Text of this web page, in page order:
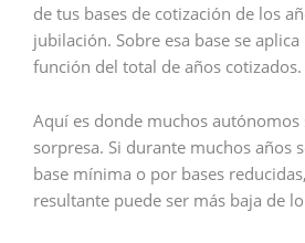
de tus bases de cotización de los
jubilación. Sobre esa base se
función del total de años cotizados.
Aquí es donde muchos autónomos
sorpresa. Si durante muchos años
base mínima o por bases
resultante puede ser más baja de